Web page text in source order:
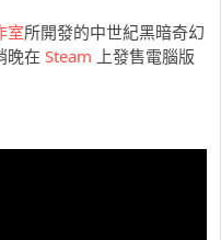
室所開發的中世紀黑暗奇幻
晚在 Steam 上發售電腦版